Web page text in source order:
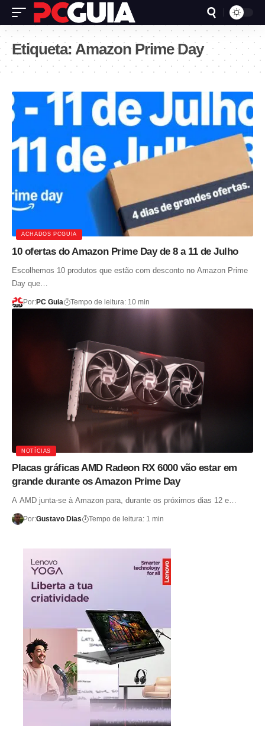
Etiqueta: Amazon Prime Day
ACHADOS PCGUIA
10 ofertas do Amazon Prime Day de 8 a 11 de Julho
Escolhemos 10 produtos que estão com desconto no Amazon Prime
Day que…
Por:PC Guia Tempo de leitura: 10 min
NOTÍCIAS
Placas gráficas AMD Radeon RX 6000 vão estar em
grande durante os Amazon Prime Day
A AMD junta-se à Amazon para, durante os próximos dias 12 e…
Por:Gustavo Dias Tempo de leitura: 1 min